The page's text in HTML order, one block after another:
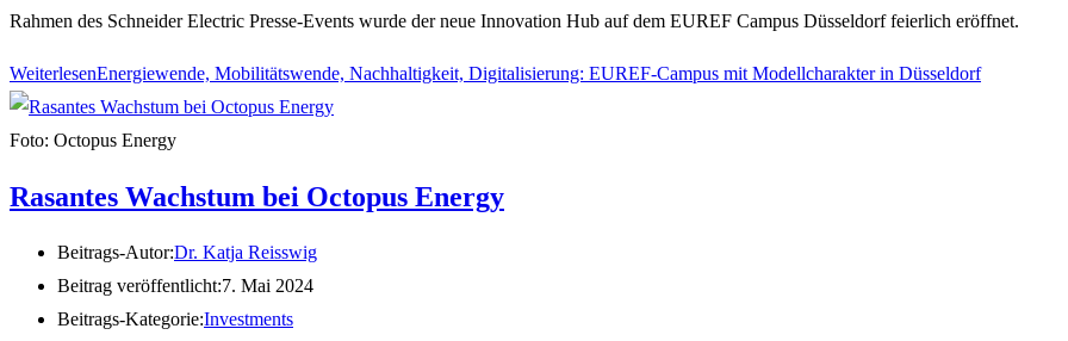
Rahmen des Schneider Electric Presse-Events wurde der neue Innovation Hub auf dem EUREF Campus Düsseldorf feierlich eröffnet.
WeiterlesenEnergiewende, Mobilitätswende, Nachhaltigkeit, Digitalisierung: EUREF-Campus mit Modellcharakter in Düsseldorf
Foto: Octopus Energy
Rasantes Wachstum bei Octopus Energy
Beitrags-Autor:Dr. Katja Reisswig
Beitrag veröffentlicht:7. Mai 2024
Beitrags-Kategorie:Investments